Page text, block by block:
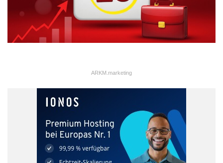
dank der selbsterklärenden Benutzeroberfläche einfach
handhabbar ist, konnten wir damit direkt nach der Freischaltung
für die Pflege unserer Insiderlisten nutzen – und als doch einmal
eine Frage auftauchte, erhielten wir umgehend Support von
EQS_Insiderdatenbank
Finanzen Insider Manager
Insiderrecht Marktmissbrauchsverordnung
ARKM.marketing